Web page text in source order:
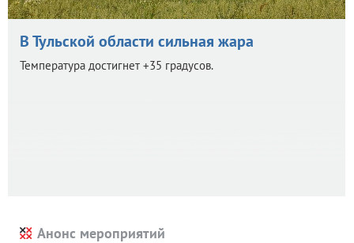
В Тульской области сильная жара
Температура достигнет +35 градусов.
Анонс мероприятий